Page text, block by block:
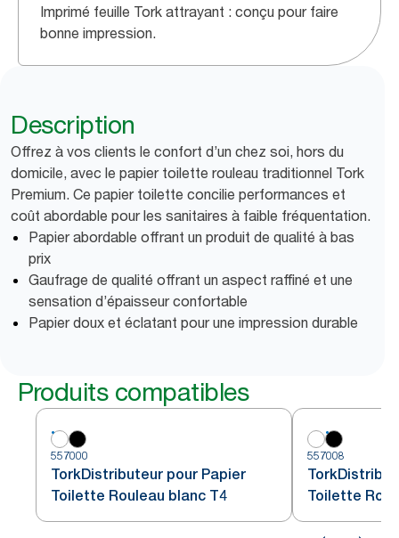
Imprimé feuille Tork attrayant : conçu pour faire
bonne impression.
Description
Offrez à vos clients le confort d’un chez soi, hors du
domicile, avec le papier toilette rouleau traditionnel Tork
Premium. Ce papier toilette concilie performances et
coût abordable pour les sanitaires à faible fréquentation.
Papier abordable offrant un produit de qualité à bas
prix
Gaufrage de qualité offrant un aspect raffiné et une
sensation d’épaisseur confortable
Papier doux et éclatant pour une impression durable
Produits compatibles
557000
TorkDistributeur pour Papier
Toilette Rouleau blanc T4
557008
Toilette